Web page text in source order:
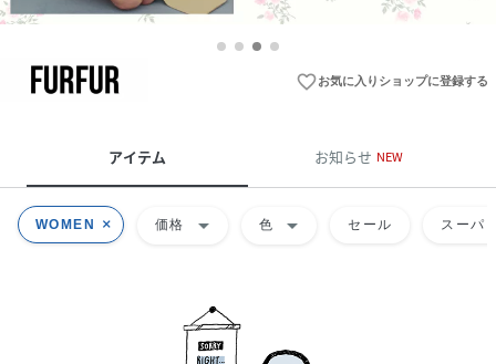
favorite_borderお気に入りショップに登録する
アイテム お知らせ NEW
WOMEN 価格 arrow_drop_down 色 arrow_drop_down セール スーパ